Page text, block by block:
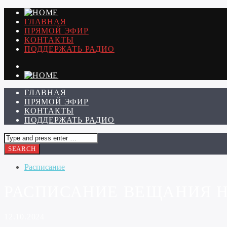
ГЛАВНАЯ
ПРЯМОЙ ЭФИР
КОНТАКТЫ
ПОДДЕРЖАТЬ РАДИО
ГЛАВНАЯ
ПРЯМОЙ ЭФИР
КОНТАКТЫ
ПОДДЕРЖАТЬ РАДИО
Расписание